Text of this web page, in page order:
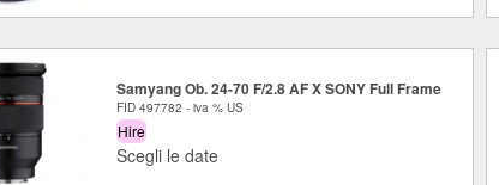
Samyang Ob. 24-70 F/2.8 AF X SONY Full Frame
FID 497782 - iva % US
Hire
Scegli le date